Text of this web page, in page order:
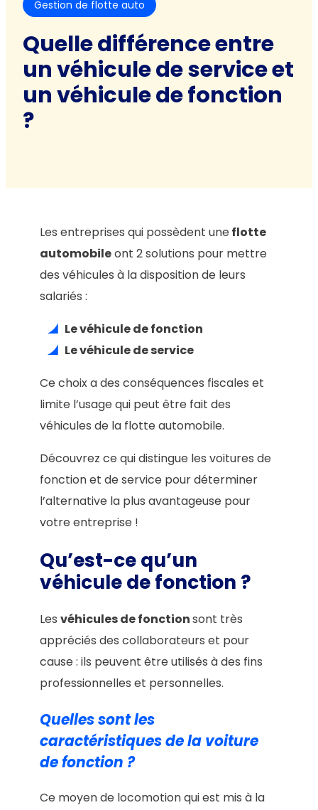
Gestion de flotte auto
Quelle différence entre
un véhicule de service et
un véhicule de fonction
?
Les entreprises qui possèdent uneflotte
automobileont 2 solutions pour mettre
des véhicules à la disposition de leurs
salariés :
Le véhicule de fonction
Le véhicule de service
Ce choix a des conséquences fiscales et
limite l’usage qui peut être fait des
véhicules de la flotte automobile.
Découvrez ce qui distingue les voitures de
fonction et de service pour déterminer
l’alternative la plus avantageuse pour
votre entreprise !
Qu’est-ce qu’un
véhicule de fonction ?
Les véhicules de fonctionsont très
appréciés des collaborateurs et pour
cause : ils peuvent être utilisés à des fins
professionnelles et personnelles.
Quelles sont les
caractéristiques de la voiture
de fonction ?
Ce moyen de locomotion qui est mis à la